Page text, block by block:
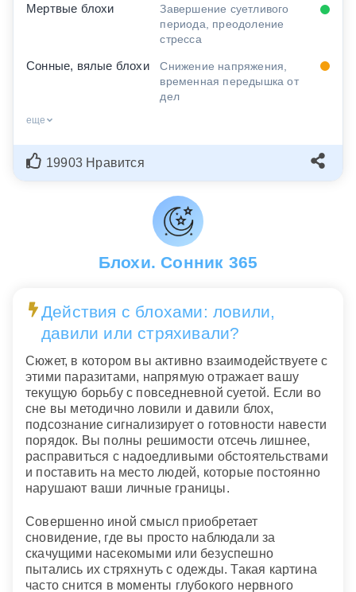
Мертвые блохи
Завершение суетливого
периода, преодоление
стресса
Сонные, вялые блохи
Снижение напряжения,
временная передышка от
дел
еще
19903 Нравится
Блохи. Сонник 365
Действия с блохами: ловили,
давили или стряхивали?
Сюжет, в котором вы активно взаимодействуете с
этими паразитами, напрямую отражает вашу
текущую борьбу с повседневной суетой. Если во
сне вы методично ловили и давили блох,
подсознание сигнализирует о готовности навести
порядок. Вы полны решимости отсечь лишнее,
расправиться с надоедливыми обстоятельствами
и поставить на место людей, которые постоянно
нарушают ваши личные границы.
Совершенно иной смысл приобретает
сновидение, где вы просто наблюдали за
скачущими насекомыми или безуспешно
пытались их стряхнуть с одежды. Такая картина
часто снится в моменты глубокого нервного